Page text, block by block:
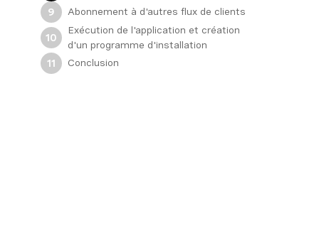
9
Abonnement à d'autres flux de clients
10
Exécution de l'application et création
d'un programme d'installation
11
Conclusion